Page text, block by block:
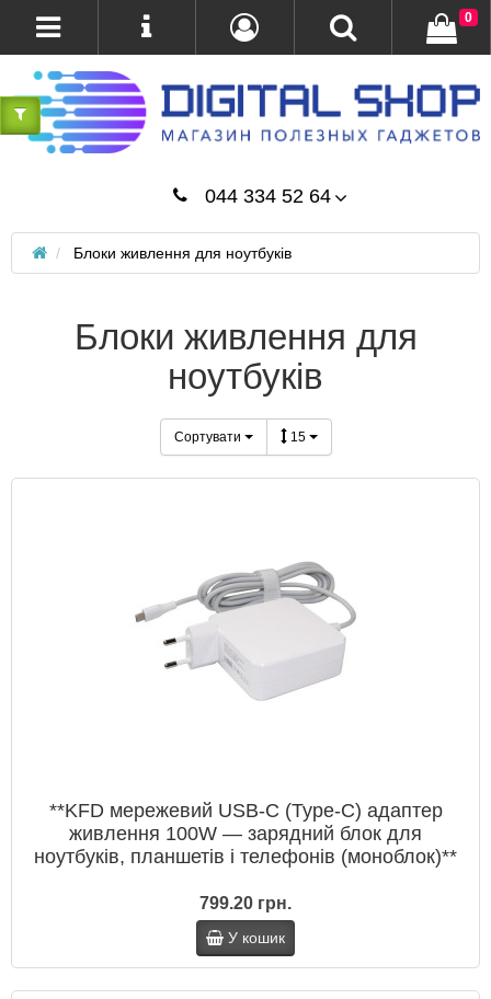
044 334 52 64
0
Блоки живлення для ноутбуків
Блоки живлення для
ноутбуків
Сортувати 15
**KFD мережевий USB‑C (Type‑C) адаптер
живлення 100W — зарядний блок для
ноутбуків, планшетів і телефонів (моноблок)**
799.20 грн.
У кошик